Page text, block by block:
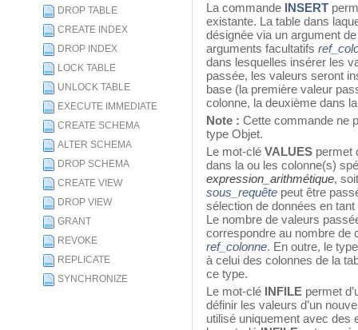
DROP TABLE
CREATE INDEX
DROP INDEX
LOCK TABLE
UNLOCK TABLE
EXECUTE IMMEDIATE
CREATE SCHEMA
ALTER SCHEMA
DROP SCHEMA
CREATE VIEW
DROP VIEW
GRANT
REVOKE
REPLICATE
SYNCHRONIZE
La commande INSERT
existante. La table dans
désignée via un argument
arguments facultatifs
dans lesquelles insérer les
passée, les valeurs seront
base (la première valeur
colonne, la deuxième dans
Note : Cette commande ne
type Objet.
Le mot-clé VALUES permet
dans la ou les colonne(s)
expression_arithmétique,
sous_requête peut être
sélection de données en
Le nombre de valeurs
correspondre au nombre de
ref_colonne. En outre, le
à celui des colonnes de la
ce type.
Le mot-clé
INFILE permet
définir les valeurs d’un
utilisé uniquement avec des